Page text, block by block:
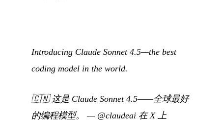
Introducing Claude Sonnet 4.5—the best
coding model in the world.
🇨🇳这是 Claude Sonnet 4.5——全球最好
的编程模型。
— @claudeai 在 X 上